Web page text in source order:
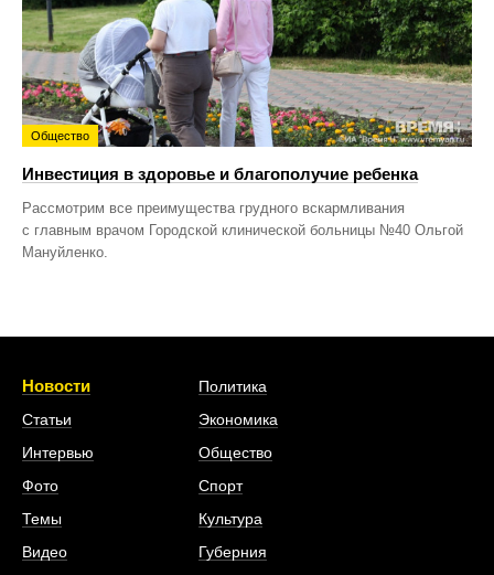
Общество
Инвестиция в здоровье и благополучие ребенка
Рассмотрим все преимущества грудного вскармливания
с главным врачом Городской клинической больницы №40 Ольгой
Мануйленко.
Новости
Статьи
Интервью
Фото
Темы
Видео
Политика
Экономика
Общество
Спорт
Культура
Губерния